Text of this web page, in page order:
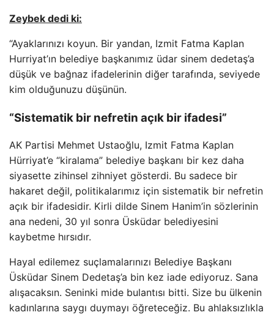
Zeybek dedi ki:
“Ayaklarınızı koyun. Bir yandan, Izmit Fatma Kaplan
Hurriyat’ın belediye başkanımız üdar sinem dedetaş’a
düşük ve bağnaz ifadelerinin diğer tarafında, seviyede
kim olduğunuzu düşünün.
“Sistematik bir nefretin açık bir ifadesi”
AK Partisi Mehmet Ustaoğlu, Izmit Fatma Kaplan
Hürriyat’e “kiralama” belediye başkanı bir kez daha
siyasette zihinsel zihniyet gösterdi. Bu sadece bir
hakaret değil, politikalarımız için sistematik bir nefretin
açık bir ifadesidir. Kirli dilde Sinem Hanim’in sözlerinin
ana nedeni, 30 yıl sonra Üsküdar belediyesini
kaybetme hırsıdır.
Hayal edilemez suçlamalarınızı Belediye Başkanı
Üsküdar Sinem Dedetaş’a bin kez iade ediyoruz. Sana
alışacaksın. Seninki mide bulantısı bitti. Size bu ülkenin
kadınlarına saygı duymayı öğreteceğiz. Bu ahlaksızlıkla